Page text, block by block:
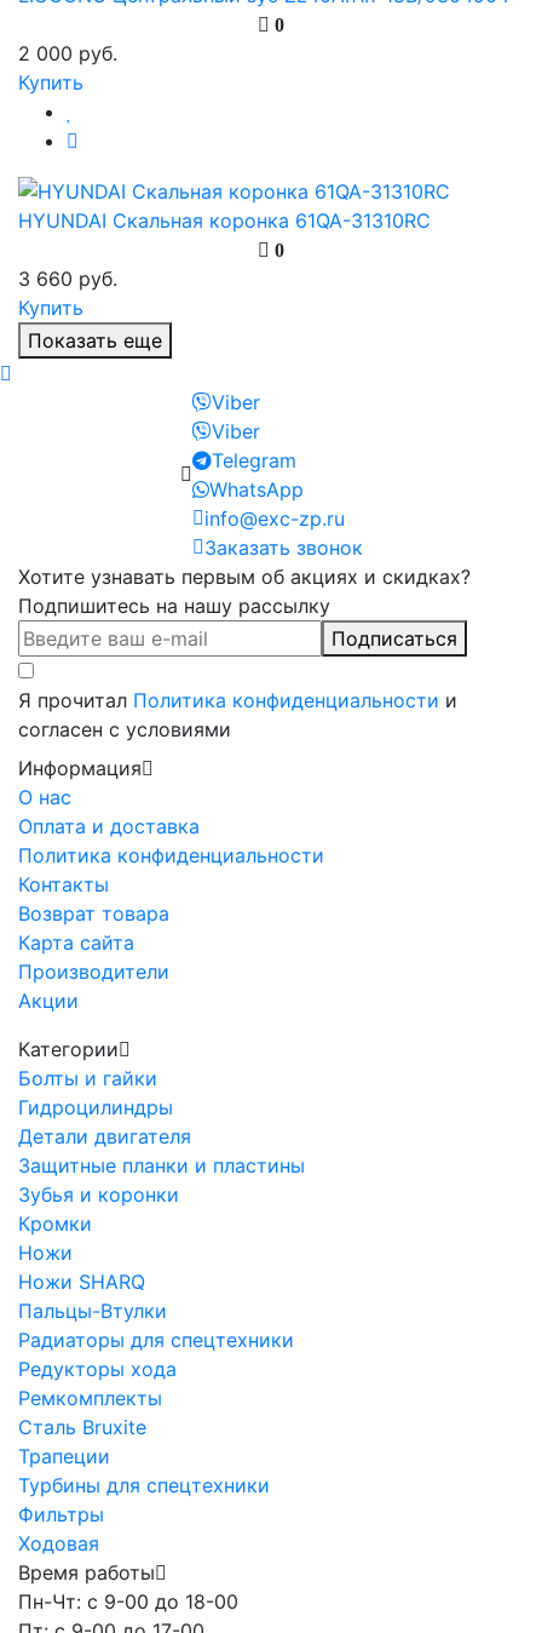
0
2 000 руб.
Купить
HYUNDAI Скальная коронка 61QA-31310RC
0
3 660 руб.
Купить
Показать еще
Viber
Viber
Telegram
WhatsApp
info@exc-zp.ru
Заказать звонок
Хотите узнавать первым об акциях и скидках?
Подпишитесь на нашу рассылку
Подписаться
Я прочитал Политика конфиденциальности и
согласен с условиями
Информация
О нас
Оплата и доставка
Политика конфиденциальности
Контакты
Возврат товара
Карта сайта
Производители
Акции
Категории
Болты и гайки
Гидроцилиндры
Детали двигателя
Защитные планки и пластины
Зубья и коронки
Кромки
Ножи
Ножи SHARQ
Пальцы-Втулки
Радиаторы для спецтехники
Редукторы хода
Ремкомплекты
Сталь Bruxite
Трапеции
Турбины для спецтехники
Фильтры
Ходовая
Время работы
Пн-Чт: с 9-00 до 18-00